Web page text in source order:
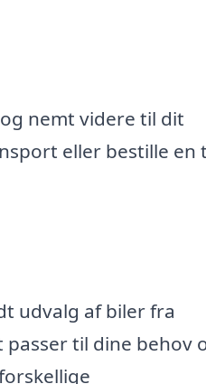
nemt videre til dit
eller bestille en
udvalg af biler fra
til dine behov